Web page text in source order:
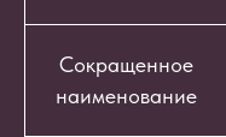
Сокращенное
наименование